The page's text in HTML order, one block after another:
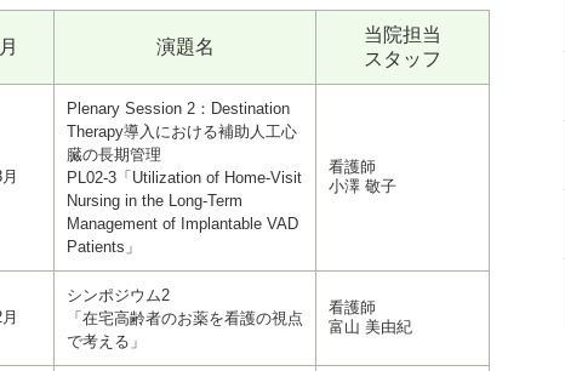
演題名
当院担当
スタッフ
Plenary Session 2：Destination
Therapy導入における補助人工心
臓の長期管理
PL02-3「Utilization of Home-Visit
Nursing in the Long-Term
Management of Implantable VAD
Patients」
看護師
小澤 敬子
シンポジウム2
「 在宅高齢者のお薬を看護の視点
で考える 」
看護師
富山 美由紀